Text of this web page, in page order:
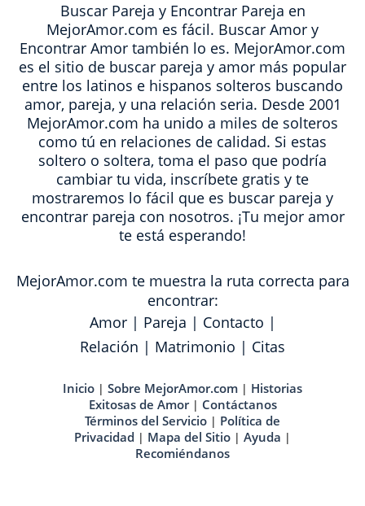
Buscar Pareja y Encontrar Pareja en
MejorAmor.com es fácil. Buscar Amor y
Encontrar Amor también lo es. MejorAmor.com
es el sitio de buscar pareja y amor más popular
entre los latinos e hispanos solteros buscando
amor, pareja, y una relación seria. Desde 2001
MejorAmor.com ha unido a miles de solteros
como tú en relaciones de calidad. Si estas
soltero o soltera, toma el paso que podría
cambiar tu vida, inscríbete gratis y te
mostraremos lo fácil que es buscar pareja y
encontrar pareja con nosotros. ¡Tu mejor amor
te está esperando!
MejorAmor.com te muestra la ruta correcta para
encontrar:
Amor| Pareja | Contacto |
Relación | Matrimonio | Citas
Inicio | Sobre MejorAmor.com | Historias
Exitosas de Amor| Contáctanos
Términos del Servicio | Política de
Privacidad | Mapa del Sitio | Ayuda |
Recomiéndanos